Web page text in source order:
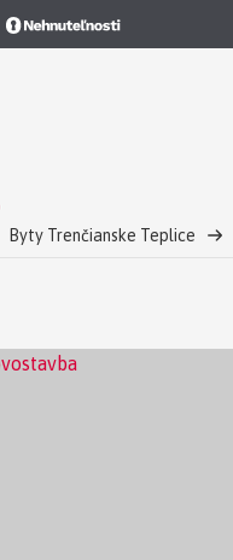
Byty Trenčianske Teplice